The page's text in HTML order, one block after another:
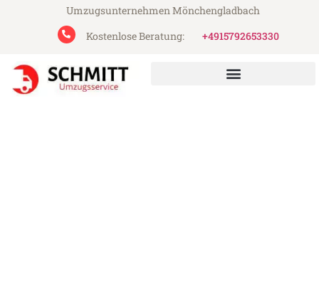
Umzugsunternehmen Mönchengladbach
Kostenlose Beratung:
+4915792653330